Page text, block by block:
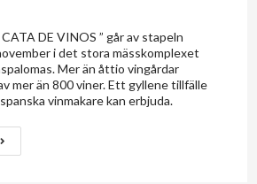
DE VINOS ” går av stapeln
i det stora mässkomplexet
Mer än åttio vingårdar
mer än 800 viner. Ett gyllene tillfälle
vinmakare kan erbjuda.